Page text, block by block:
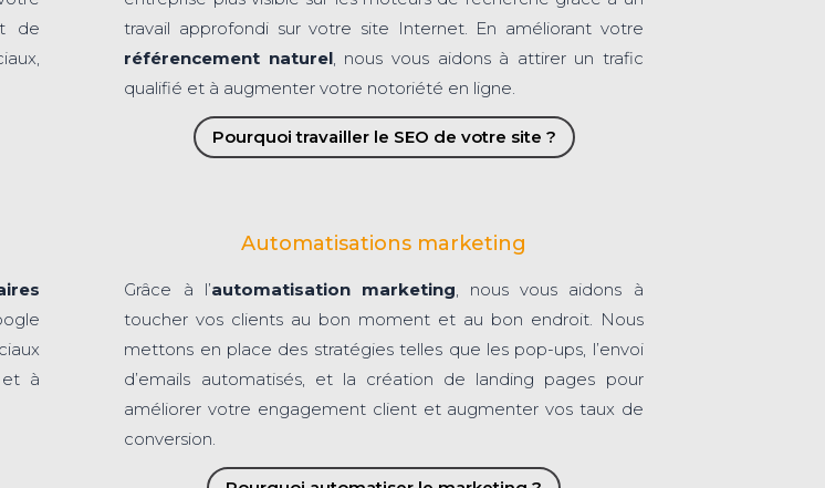
de
travail approfondi sur votre site Internet. En améliorant votre
référencement naturel, nous vous aidons à attirer un trafic
qualifié et à augmenter votre notoriété en ligne.
Pourquoi travailler le SEO de votre site ?
et à
Automatisations marketing
Grâce à l’automatisation marketing, nous vous aidons à
toucher vos clients au bon moment et au bon endroit. Nous
mettons en place des stratégies telles que les pop-ups, l’envoi
d’emails automatisés, et la création de landing pages pour
améliorer votre engagement client et augmenter vos taux de
conversion.